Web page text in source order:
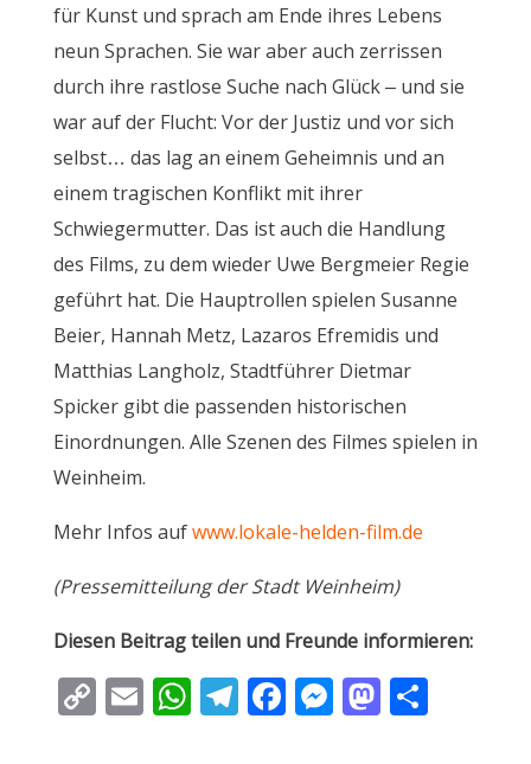
für Kunst und sprach am Ende ihres Lebens
neun Sprachen. Sie war aber auch zerrissen
durch ihre rastlose Suche nach Glück – und sie
war auf der Flucht: Vor der Justiz und vor sich
selbst… das lag an einem Geheimnis und an
einem tragischen Konflikt mit ihrer
Schwiegermutter. Das ist auch die Handlung
des Films, zu dem wieder Uwe Bergmeier Regie
geführt hat. Die Hauptrollen spielen Susanne
Beier, Hannah Metz, Lazaros Efremidis und
Matthias Langholz, Stadtführer Dietmar
Spicker gibt die passenden historischen
Einordnungen. Alle Szenen des Filmes spielen in
Weinheim.
Mehr Infos aufwww.lokale-helden-film.de
(Pressemitteilung der Stadt Weinheim)
Diesen Beitrag teilen und Freunde informieren:
C E W T F M M T